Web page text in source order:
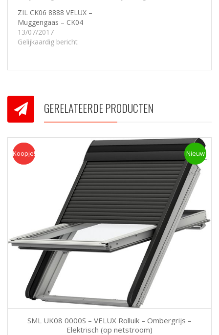
ZIL CK06 8888 VELUX –
Muggengaas – CK04
13/07/2017
Gelijkaardig bericht
GERELATEERDE PRODUCTEN
Koopje Nieuw
Koopje!
SML UK08 0000S – VELUX Rolluik – Ombergrijs –
Elektrisch (op netstroom)